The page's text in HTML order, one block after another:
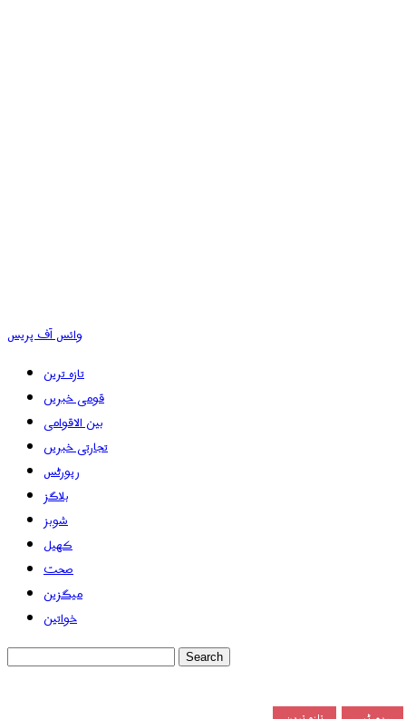
وائس آف پریس
تازہ ترین
قومی خبریں
بین الاقوامی
تجارتی خبریں
رپورٹس
بلاگز
شوبز
کھیل
صحت
میگزین
خواتین